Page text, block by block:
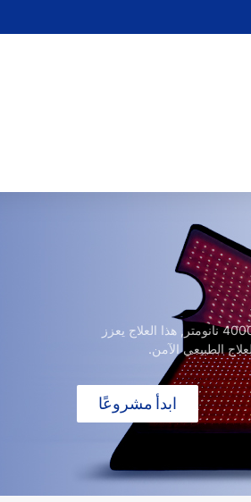
باستخدام الضوء الأحمر 600-700 نانومتر وضوء الأشعة تحت الحمراء 700-4000 نانومتر, هذا العلاج يعزز
الطبيعي الآمن.
ابدأ مشروعًا